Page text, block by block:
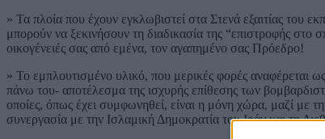
» Τα πλοία που έχουν εγκλωβιστεί στα Στενά εξαιτίας του
μπορούν να ξεκινήσουν τη διαδικασία της “επιστροφής στο
οικογένειές σας από εμένα, τον αγαπημένο σας Πρόεδρο!
» Το εμπλουτισμένο υλικό, που μερικές φορές αναφέρεται
πάνω του- αποτέλεσμα της ισχυρής επίθεσης των
οποίες, όπως έχει συμφωνηθεί, είναι η μόνη χώρα, μαζί με
συνεργασία με την Ισλαμική Δημοκρατία του Ιράν και τη